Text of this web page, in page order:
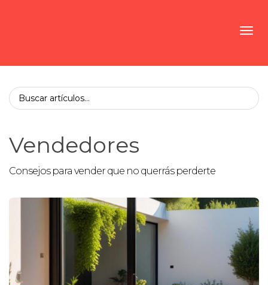
Vendedores
Consejos para vender que no querrás perderte